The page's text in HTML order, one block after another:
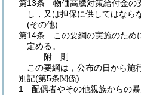
第13条
物価高騰対策給付金の
し，又は担保に供してはなら
(その他)
第14条
この要綱の実施のため
定める。
附 則
この要綱は，公布の日から施
別記(第5条関係)
1 配偶者やその他親族からの